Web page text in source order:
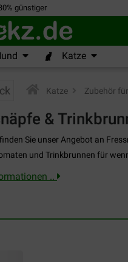
günstiger
Katze
Katze Zubehör
&
Sie unser Angebot an
und Trinkbrunnen für
..